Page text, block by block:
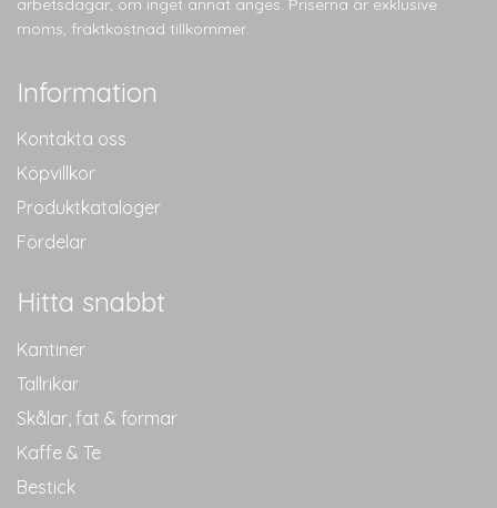
arbetsdagar, om inget annat anges. Priserna är exklusive
moms, fraktkostnad tillkommer.
Information
Kontakta oss
Köpvillkor
Produktkataloger
Fördelar
Hitta snabbt
Kantiner
Tallrikar
Skålar, fat & formar
Kaffe & Te
Bestick